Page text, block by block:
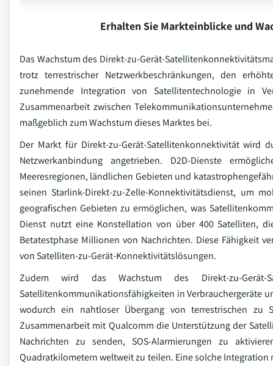
Erhalten Sie Markteinblicke und
Das Wachstum des Direkt-zu-Gerät-
trotz terrestrischer Netzwerkbeschränkungen, den
zunehmende Integration von Satellitentechnologie in
Zusammenarbeit zwischen
maßgeblich zum Wachstum dieses Marktes bei.
Der Markt für Direkt-zu-Gerät-Satellitenkonnektivität wird
Netzwerkanbindung angetrieben. D2D-Dienste
Meeresregionen, ländlichen Gebieten und
seinen Starlink-Direkt-zu-Zelle-Konnektivitätsdienst, um
geografischen Gebieten zu ermöglichen, was
Dienst nutzt eine Konstellation von über 400 Satelliten,
Betatestphase Millionen von Nachrichten. Diese Fähigkeit
von Satelliten-zu-Gerät-Konnektivitätslösungen.
Zudem wird das Wachstum des Direkt-zu-Gerät-
Satellitenkommunikationsfähigkeiten in Verbrauchergeräte
wodurch ein nahtloser Übergang von terrestrischen zu
Zusammenarbeit mit Qualcomm die Unterstützung der
Nachrichten zu senden, SOS-Alarmierungen zu
Quadratkilometern weltweit zu teilen. Eine solche